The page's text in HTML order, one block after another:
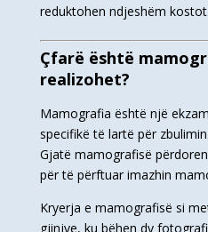
reduktohen ndjeshëm
Çfarë është
realizohet?
Mamografia është një
specifikë të lartë për
Gjatë mamografisë
për të përftuar imazhin
Kryerja e mamografisë si
gjinjve, ku bëhen dy